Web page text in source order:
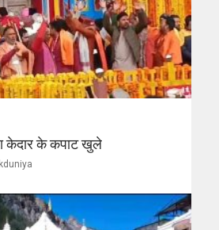
केदार के कपाट खुले